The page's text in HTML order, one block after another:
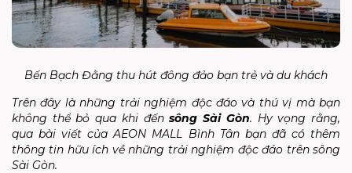
Bến Bạch Đằng thu hút đông đảo bạn trẻ và du khách
Trên đây là những trải nghiệm độc đáo và thú vị mà bạn
không thể bỏ qua khi đếnsông Sài Gòn. Hy vọng rằng,
qua bài viết của AEON MALL Bình Tân bạn đã có thêm
thông tin hữu ích về những trải nghiệm độc đáo trên sông
Sài Gòn.